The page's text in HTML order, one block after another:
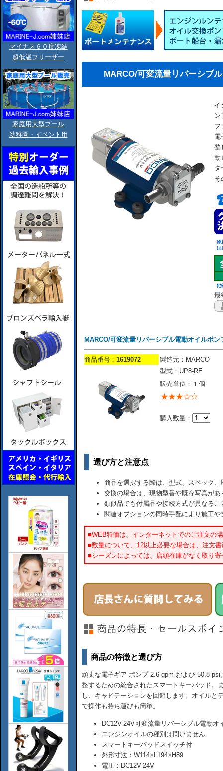
マイナス６０度凍結
超低温フリーザー
家庭用大型プール
幼稚園・イベント用
MARCO/可変流量リバーシブ
イ
ン
フ
電
整
動
タ
そ
最
MARCO/可変流量リバーシブル電動オイルポン
商品番号： 1619072
製造元：MARCO
型式：UP8-RE
販売単位：１個
購入数量：
選び方と注意点
商品を選択する際は、型式、スペック
交換の場合は、現物型番や既存写真が
類似品でも付属品や接続方式が異なるこ
関連オプションの同時手配により施工
■WEB特価は、インターネットでのご注文の
■数量について、12以上必要な場合は、注文
■シーズンによっては、店頭在庫がなく取り
商品の特徴と選び方
頑丈な電子ギア ポンプ 2.6 gpm および 50.8
整するための統合されたスマートキーパッド。
し、キャビテーションを回避します。オイルと
で操作も持ち運びも簡単。
DC12V-24V可変流量リバーシブル電動オ
エンジンオイルの種別は問いません
スマートキーパッドスイッチ付
外形寸法：W114×L194×H89
電圧：DC12V-24V